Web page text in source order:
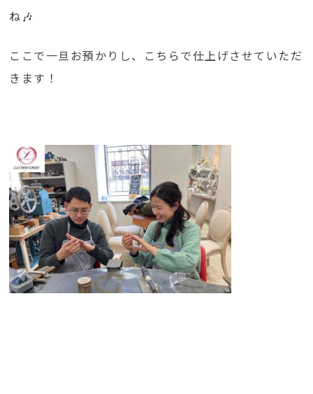
ね🎶
ここで一旦お預かりし、こちらで仕上げさせていただ
きます！